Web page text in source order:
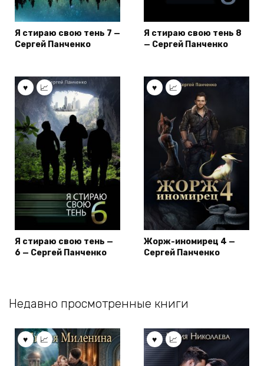
Я стираю свою тень 7 —
Сергей Панченко
Я стираю свою тень 8
— Сергей Панченко
Я стираю свою тень —
6 — Сергей Панченко
Жорж-иномирец 4 —
Сергей Панченко
Недавно просмотренные книги